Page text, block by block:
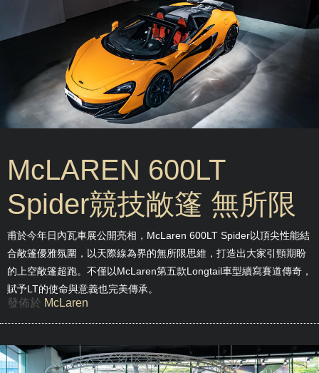
McLAREN 600LT
Spider競技敞篷 無所限
甫於今年日內瓦車展公開亮相，McLaren 600LT Spider以頂尖性能結
合敞篷優雅氛圍，以天際線為界的無所限思維，打造出大家引頸期盼
的上空敞篷超跑。不僅以McLaren第五款Longtail車型續寫賽道傳奇，
賦予LT的使命與意義也完美傳承。
發佈於 McLaren